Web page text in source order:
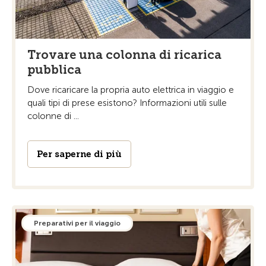
Trovare una colonna di ricarica
pubblica
Dove ricaricare la propria auto elettrica in viaggio e
quali tipi di prese esistono? Informazioni utili sulle
colonne di ...
Per saperne di più
Preparativi per il viaggio